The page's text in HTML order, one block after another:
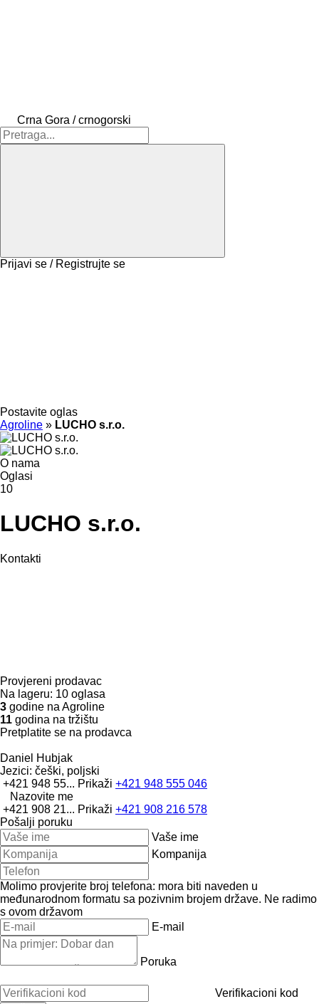
Crna Gora / crnogorski
Prijavi se / Registrujte se
Postavite oglas
Agroline » LUCHO s.r.o.
O nama
Oglasi
10
LUCHO s.r.o.
Kontakti
Provjereni prodavac
Na lageru: 10 oglasa
3 godine na Agroline
11 godina na tržištu
Pretplatite se na prodavca
Daniel Hubjak
Jezici: češki, poljski
+421 948 55... Prikaži +421 948 555 046
Nazovite me
+421 908 21... Prikaži +421 908 216 578
Pošalji poruku
Vaše ime
Kompanija
Molimo provjerite broj telefona: mora biti naveden u
međunarodnom formatu sa pozivnim brojem države. Ne radimo
s ovom državom
E-mail
Poruka
Verifikacioni kod